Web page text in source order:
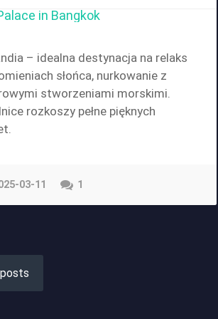
– idealna destynacja na relaks
słońca, nurkowanie z
stworzeniami morskimi.
rozkoszy pełne pięknych
03-11 1